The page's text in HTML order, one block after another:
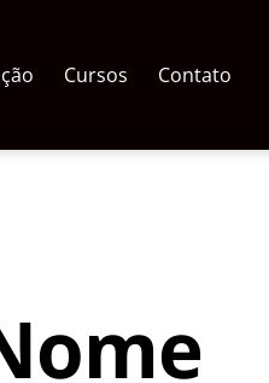
Cursos Contato